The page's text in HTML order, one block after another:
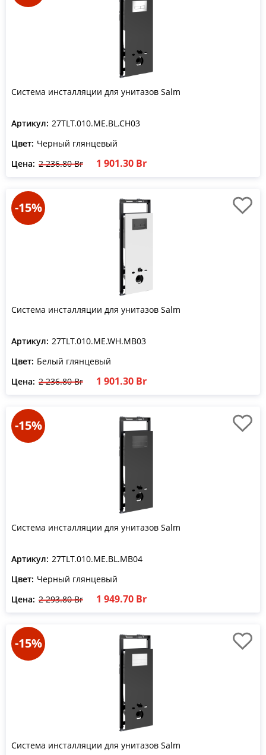
Система инсталляции для унитазов Salm
Артикул: 27TLT.010.ME.BL.CH03
Цвет: Черный глянцевый
Цена: 2 236.80 Br 1 901.30 Br
-15%
Система инсталляции для унитазов Salm
Артикул: 27TLT.010.ME.WH.MB03
Цвет: Белый глянцевый
Цена: 2 236.80 Br 1 901.30 Br
-15%
Система инсталляции для унитазов Salm
Артикул: 27TLT.010.ME.BL.MB04
Цвет: Черный глянцевый
Цена: 2 293.80 Br 1 949.70 Br
-15%
Система инсталляции для унитазов Salm